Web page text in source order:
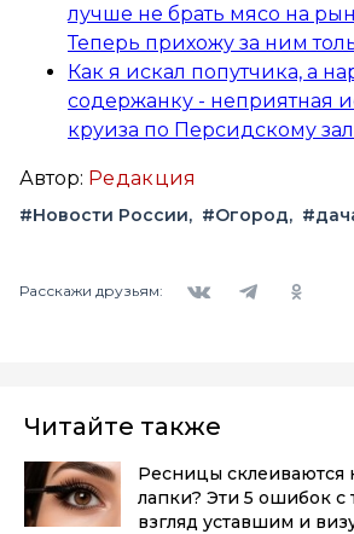
лучше не брать мясо на
Теперь прихожу за ним
Как я искал попутчика, а
содержанку - неприятная
круиза по Персидскому
Автор: Редакция
#Новости России #Огород
Расскажи друзьям:
Читайте также
Ресницы склеиваются
лапки? Эти 5 ошибок
взгляд уставшим и